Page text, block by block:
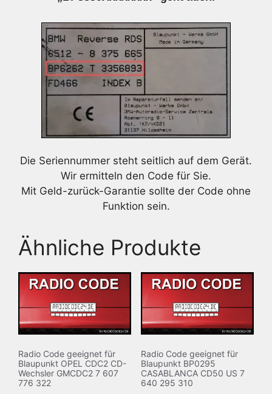
Die Seriennummer steht seitlich auf dem Gerät.
Wir ermitteln den Code für Sie.
Mit Geld-zurück-Garantie sollte der Code ohne
Funktion sein.
Ähnliche Produkte
Radio Code geeignet für
Blaupunkt OPEL CDC2 CD-
Wechsler GMCDC2 7 607
776 322
Radio Code geeignet für
Blaupunkt BP0295
CASABLANCA CD50 US 7
640 295 310